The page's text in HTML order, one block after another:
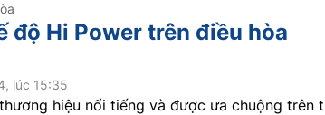
độ Hi Power trên điều hòa
lúc 15:35
hiệu nổi tiếng và được ưa chuộng trên